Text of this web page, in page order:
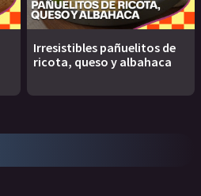
Irresistibles pañuelitos de
ricota, queso y albahaca